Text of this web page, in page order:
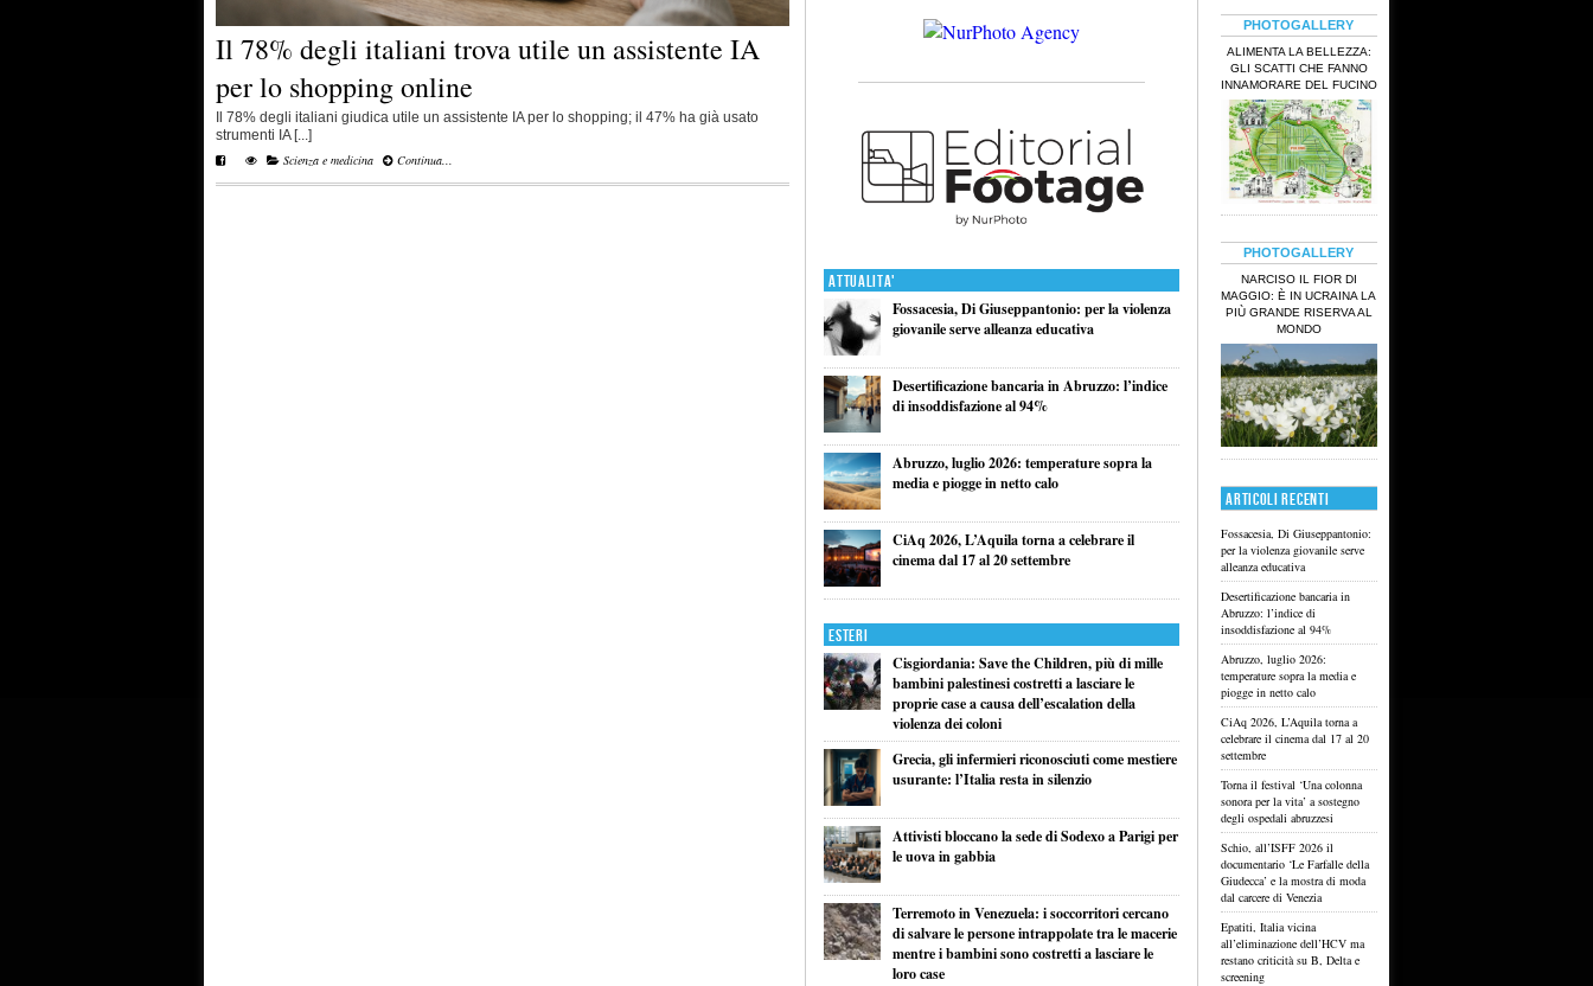
Il 78% degli italiani trova utile un assistente IA
per lo shopping online
Il 78% degli italiani giudica utile un assistente IA per lo shopping; il 47% ha già usato
strumenti IA [...]
Scienza e medicina
Continua...
Attualita'
Fossacesia, Di Giuseppantonio: per la violenza
giovanile serve alleanza educativa
Desertificazione bancaria in Abruzzo: l’indice
di insoddisfazione al 94%
Abruzzo, luglio 2026: temperature sopra la
media e piogge in netto calo
CiAq 2026, L’Aquila torna a celebrare il
cinema dal 17 al 20 settembre
Esteri
Cisgiordania: Save the Children, più di mille
bambini palestinesi costretti a lasciare le
proprie case a causa dell’escalation della
violenza dei coloni
Grecia, gli infermieri riconosciuti come mestiere
usurante: l’Italia resta in silenzio
Attivisti bloccano la sede di Sodexo a Parigi per
le uova in gabbia
Terremoto in Venezuela: i soccorritori cercano
di salvare le persone intrappolate tra le macerie
mentre i bambini sono costretti a lasciare le
loro case
PHOTOGALLERY
ALIMENTA LA BELLEZZA:
GLI SCATTI CHE FANNO
INNAMORARE DEL FUCINO
PHOTOGALLERY
NARCISO IL FIOR DI
MAGGIO: È IN UCRAINA LA
PIÙ GRANDE RISERVA AL
MONDO
ARTICOLI RECENTI
Fossacesia, Di Giuseppantonio:
per la violenza giovanile serve
alleanza educativa
Desertificazione bancaria in
Abruzzo: l’indice di
insoddisfazione al 94%
Abruzzo, luglio 2026:
temperature sopra la media e
piogge in netto calo
CiAq 2026, L’Aquila torna a
celebrare il cinema dal 17 al 20
settembre
Torna il festival ‘Una colonna
sonora per la vita’ a sostegno
degli ospedali abruzzesi
Schio, all’ISFF 2026 il
documentario ‘Le Farfalle della
Giudecca’ e la mostra di moda
dal carcere di Venezia
Epatiti, Italia vicina
all’eliminazione dell’HCV ma
restano criticità su B, Delta e
screening